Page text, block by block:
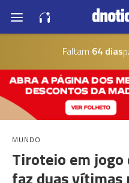
Faltam 64 dias
MUNDO
Tiroteio em jogo